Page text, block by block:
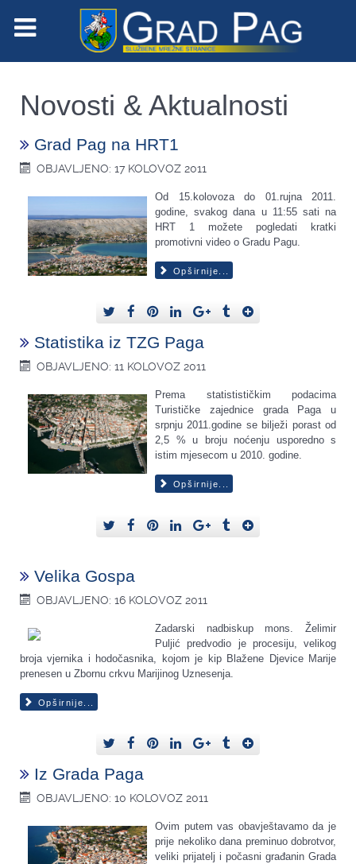
Novosti & Aktualnosti
Grad Pag na HRT1
OBJAVLJENO: 17 KOLOVOZ 2011
Od 15.kolovoza do 01.rujna 2011.
godine, svakog dana u 11:55 sati na
HRT 1 možete pogledati kratki
promotivni video o Gradu Pagu.
Opširnije...
Statistika iz TZG Paga
OBJAVLJENO: 11 KOLOVOZ 2011
Prema statistističkim podacima
Turističke zajednice grada Paga u
srpnju 2011.godine se bilježi porast od
2,5 % u broju noćenju usporedno s
istim mjesecom u 2010. godine.
Opširnije...
Velika Gospa
OBJAVLJENO: 16 KOLOVOZ 2011
Zadarski nadbiskup mons. Želimir
Puljić predvodio je procesiju, velikog
broja vjernika i hodočasnika, kojom je kip Blažene Djevice Marije
prenesen u Zbornu crkvu Marijinog Uznesenja.
Opširnije...
Iz Grada Paga
OBJAVLJENO: 10 KOLOVOZ 2011
Ovim putem vas obavještavamo da je
prije nekoliko dana preminuo dobrotvor,
veliki prijatelj i počasni građanin Grada